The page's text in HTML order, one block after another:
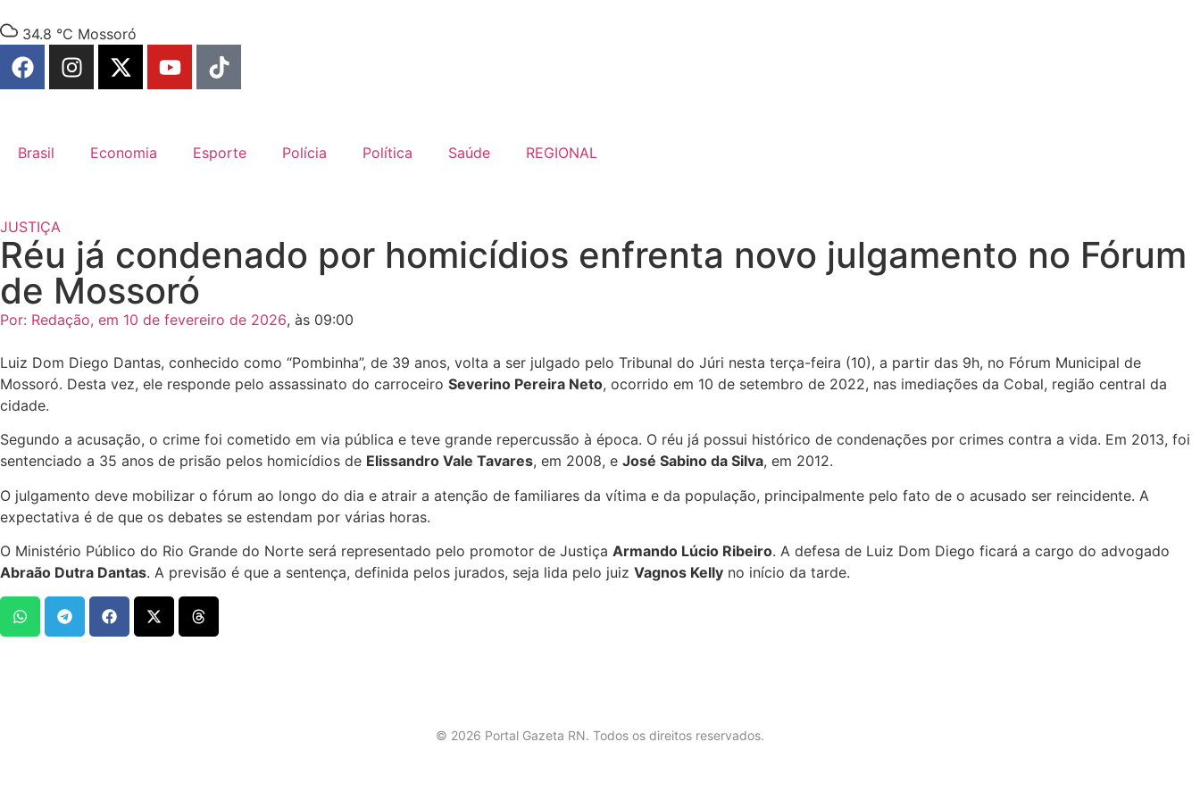
34.8 °C Mossoró
Brasil Economia Esporte Polícia Política Saúde REGIONAL
JUSTIÇA
Réu já condenado por homicídios enfrenta novo julgamento no Fórum
de Mossoró
Por: Redação, em 10 de fevereiro de 2026, às 09:00
Luiz Dom Diego Dantas, conhecido como “Pombinha”, de 39 anos, volta a ser julgado pelo Tribunal do Júri nesta terça-feira (10), a partir das 9h, no Fórum Municipal de
Mossoró. Desta vez, ele responde pelo assassinato do carroceiro Severino Pereira Neto, ocorrido em 10 de setembro de 2022, nas imediações da Cobal, região central da
cidade.
Segundo a acusação, o crime foi cometido em via pública e teve grande repercussão à época. O réu já possui histórico de condenações por crimes contra a vida. Em 2013, foi
sentenciado a 35 anos de prisão pelos homicídios de Elissandro Vale Tavares, em 2008, e José Sabino da Silva, em 2012.
O julgamento deve mobilizar o fórum ao longo do dia e atrair a atenção de familiares da vítima e da população, principalmente pelo fato de o acusado ser reincidente. A
expectativa é de que os debates se estendam por várias horas.
O Ministério Público do Rio Grande do Norte será representado pelo promotor de Justiça Armando Lúcio Ribeiro. A defesa de Luiz Dom Diego ficará a cargo do advogado
Abraão Dutra Dantas. A previsão é que a sentença, definida pelos jurados, seja lida pelo juiz Vagnos Kelly no início da tarde.
© 2026 Portal Gazeta RN. Todos os direitos reservados.